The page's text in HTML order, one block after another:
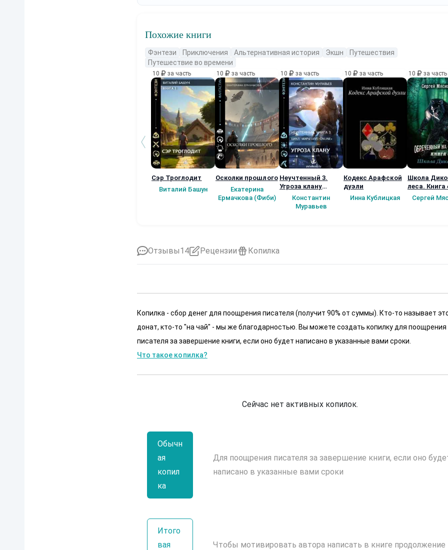
Похожие книги
Фэнтези Приключения Альтернативная история Экшн
Путешествия
Путешествие во времени
10 за часть
Сэр Троглодит
Виталий Башун
10 за часть
Осколки прошлого
Екатерина
Ермачкова (Фиби)
10 за часть
Неучтенный 3.
Угроза клану
(Альтернативное
продолжение)
Константин
Муравьев
10 за часть
Кодекс Арафской
дуэли
Инна Кублицкая
10 за часть
Школа
леса. Книга
Сергей
Отзывы14 Рецензии Копилка
Копилка - сбор денег для поощрения писателя (получит 90% от суммы). Кто-то называет
донат, кто-то "на чай" - мы же благодарностью. Вы можете создать копилку для поощрения
писателя за завершение книги, если оно будет написано в указанные вами сроки.
Что такое копилка?
Сейчас нет активных копилок.
Обычн
ая
копил
ка
Для поощрения писателя за завершение книги, если оно
написано в указанные вами сроки
Итого
вая
Чтобы мотивировать автора написать в книге продолжение